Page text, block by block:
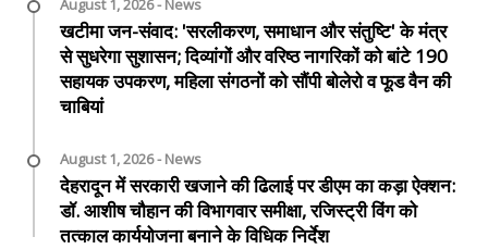
August 1, 2026 - News
खटीमा जन-संवाद: 'सरलीकरण, समाधान और संतुष्टि' के मंत्र
से सुधरेगा सुशासन; दिव्यांगों और वरिष्ठ नागरिकों को बांटे 190
सहायक उपकरण, महिला संगठनों को सौंपी बोलेरो व फूड वैन की
चाबियां
August 1, 2026 - News
देहरादून में सरकारी खजाने की ढिलाई पर डीएम का कड़ा ऐक्शन:
डॉ. आशीष चौहान की विभागवार समीक्षा, रजिस्ट्री विंग को
तत्काल कार्ययोजना बनाने के विधिक निर्देश